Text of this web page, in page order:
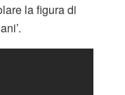
la figura di